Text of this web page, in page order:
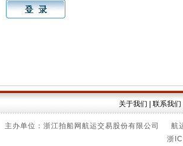
关于我们 联系我们
主办单位：浙江拍船网航运交易股份有限公司
浙